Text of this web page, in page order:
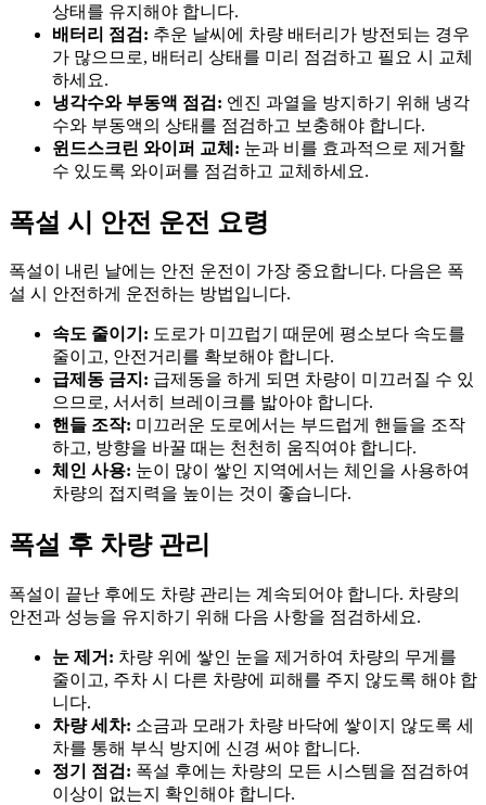
상태를 유지해야 합니다.
배터리 점검: 추운 날씨에 차량 배터리가 방전되는 경우
가 많으므로, 배터리 상태를 미리 점검하고 필요 시 교체
하세요.
냉각수와 부동액 점검: 엔진 과열을 방지하기 위해 냉각
수와 부동액의 상태를 점검하고 보충해야 합니다.
윈드스크린 와이퍼 교체: 눈과 비를 효과적으로 제거할
수 있도록 와이퍼를 점검하고 교체하세요.
폭설 시 안전 운전 요령
폭설이 내린 날에는 안전 운전이 가장 중요합니다. 다음은 폭
설 시 안전하게 운전하는 방법입니다.
속도 줄이기: 도로가 미끄럽기 때문에 평소보다 속도를
줄이고, 안전거리를 확보해야 합니다.
급제동 금지: 급제동을 하게 되면 차량이 미끄러질 수 있
으므로, 서서히 브레이크를 밟아야 합니다.
핸들 조작: 미끄러운 도로에서는 부드럽게 핸들을 조작
하고, 방향을 바꿀 때는 천천히 움직여야 합니다.
체인 사용: 눈이 많이 쌓인 지역에서는 체인을 사용하여
차량의 접지력을 높이는 것이 좋습니다.
폭설 후 차량 관리
폭설이 끝난 후에도 차량 관리는 계속되어야 합니다. 차량의
안전과 성능을 유지하기 위해 다음 사항을 점검하세요.
눈 제거: 차량 위에 쌓인 눈을 제거하여 차량의 무게를
줄이고, 주차 시 다른 차량에 피해를 주지 않도록 해야 합
니다.
차량 세차: 소금과 모래가 차량 바닥에 쌓이지 않도록 세
차를 통해 부식 방지에 신경 써야 합니다.
정기 점검: 폭설 후에는 차량의 모든 시스템을 점검하여
이상이 없는지 확인해야 합니다.